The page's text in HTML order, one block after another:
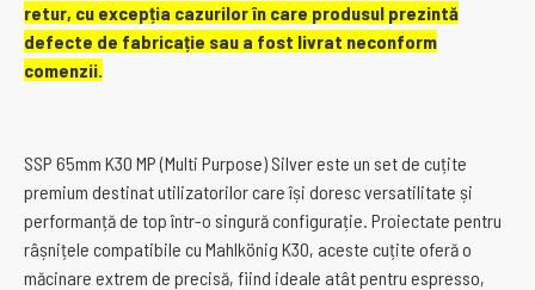
retur, cu excepția cazurilor în care produsul prezintă
defecte de fabricație sau a fost livrat neconform
comenzii.
SSP 65mm K30 MP (Multi Purpose) Silver este un set de cuțite
premium destinat utilizatorilor care își doresc versatilitate și
performanță de top într-o singură configurație. Proiectate pentru
râșnițele compatibile cu Mahlkönig K30, aceste cuțite oferă o
măcinare extrem de precisă, fiind ideale atât pentru espresso,